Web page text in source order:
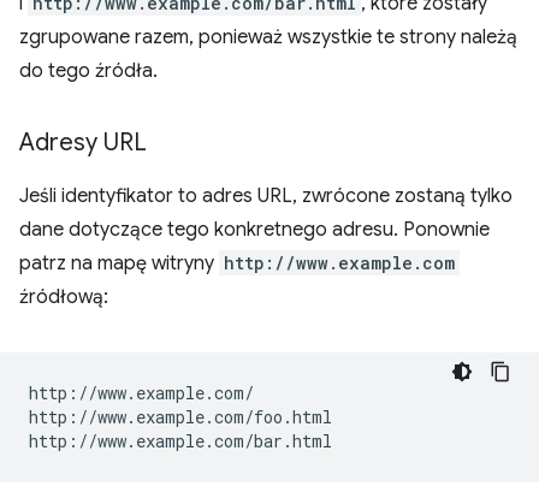
zgrupowane razem, ponieważ wszystkie te strony należą
do tego źródła.
Adresy URL
Jeśli identyfikator to adres URL, zwrócone zostaną tylko
dane dotyczące tego konkretnego adresu. Ponownie
patrz na mapę witryny http://www.example.com
źródłową:
http://www.example.com/
http://www.example.com/foo.html